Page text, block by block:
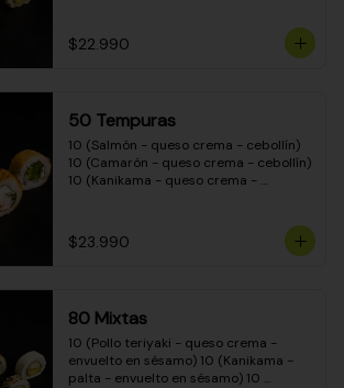
cebollín - envuelto en masa tempura)
10 (Pimentón - queso crema - cebollín
$22.990
50 Tempuras
10 (Salmón - queso crema - cebollín)
10 (Camarón - queso crema - cebollín)
10 (Kanikama - queso crema -
crema - cebollín)
$23.990
80 Mixtas
10 (Pollo teriyaki - queso crema -
envuelto en sésamo) 10 (Kanikama -
palta - envuelto en sésamo) 10